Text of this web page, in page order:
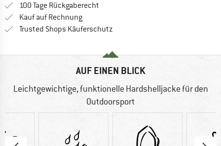
100 Tage Rückgaberecht
Kauf auf RechnungFinde die Zahlungs-Infos hier! Öffnet
Trusted Shops Käuferschutz
AUF EINEN BLICK
Leichtgewichtige, funktionelle Hardshelljacke für den
Outdoorsport